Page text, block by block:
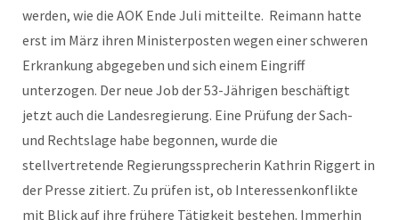
werden, wie die AOK Ende Juli mitteilte. Reimann hatte
erst im März ihren Ministerposten wegen einer schweren
Erkrankung abgegeben und sich einem Eingriff
unterzogen. Der neue Job der 53-Jährigen beschäftigt
jetzt auch die Landesregierung. Eine Prüfung der Sach-
und Rechtslage habe begonnen, wurde die
stellvertretende Regierungssprecherin Kathrin Riggert in
der Presse zitiert. Zu prüfen ist, ob Interessenkonflikte
mit Blick auf ihre frühere Tätigkeit bestehen. Immerhin